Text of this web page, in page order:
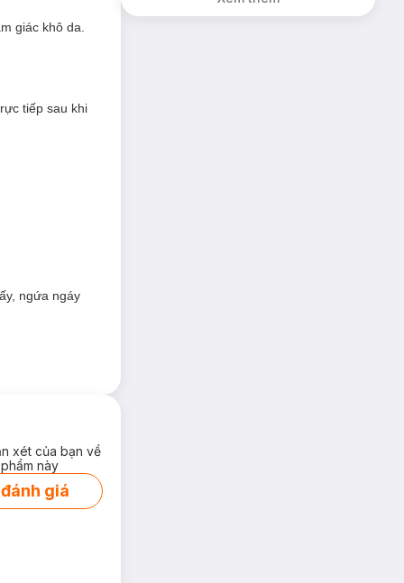
thế nữa, công
bạn.
giác khô da.
tiếp sau khi
ngứa ngáy
xét của bạn về
này
giá
1.5g (SL có hạn)